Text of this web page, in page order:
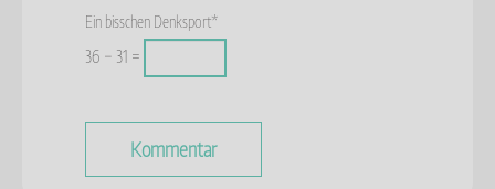
Ein bisschen Denksport*
36 − 31 =